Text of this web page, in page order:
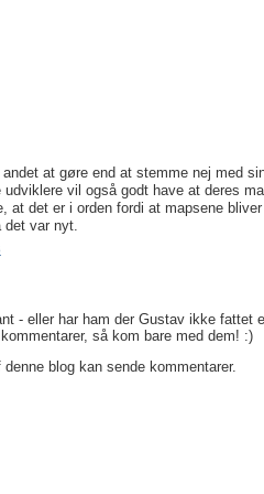
at gøre end at stemme nej med
vil også godt have at deres
at det er i orden fordi at mapsene
var nyt.
- eller har ham der Gustav ikke fattet
så kom bare med dem! :)
blog kan sende kommentarer.